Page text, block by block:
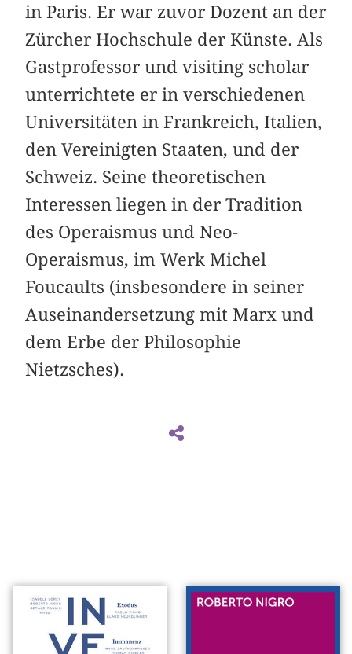
in Paris. Er war zuvor Dozent an der
Zürcher Hochschule der Künste. Als
Gastprofessor und visiting scholar
unterrichtete er in verschiedenen
Universitäten in Frankreich, Italien,
den Vereinigten Staaten, und der
Schweiz. Seine theoretischen
Interessen liegen in der Tradition
des Operaismus und Neo-
Operaismus, im Werk Michel
Foucaults (insbesondere in seiner
Auseinandersetzung mit Marx und
dem Erbe der Philosophie
Nietzsches).